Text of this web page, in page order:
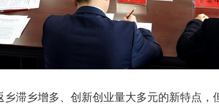
乡滞乡增多、创新创业量大多元的新特点